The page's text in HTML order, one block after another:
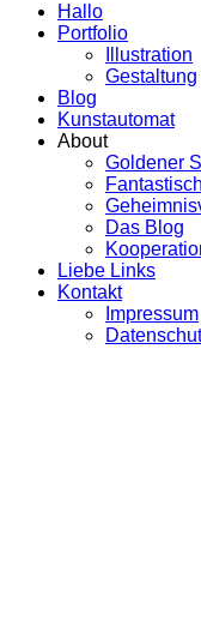
Hallo
Portfolio
Illustration
Gestaltung
Blog
Kunstautomat
About
Goldener
Das Blog
Liebe Links
Kontakt
Impressum